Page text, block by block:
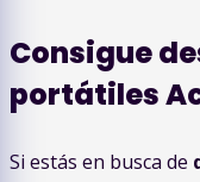
Consigue
portátiles
Si estás en busca de